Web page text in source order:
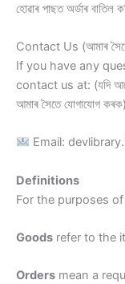
হোৱাৰ পাছত অৰ্ডাৰ বাতিল
Contact Us (আমাৰ
If you have any
contact us at: (যদি
আমাৰ সৈতে যোগাযোগ কৰক)
Email:
Definitions
For the purposes
Goods refer to the
Orders mean a